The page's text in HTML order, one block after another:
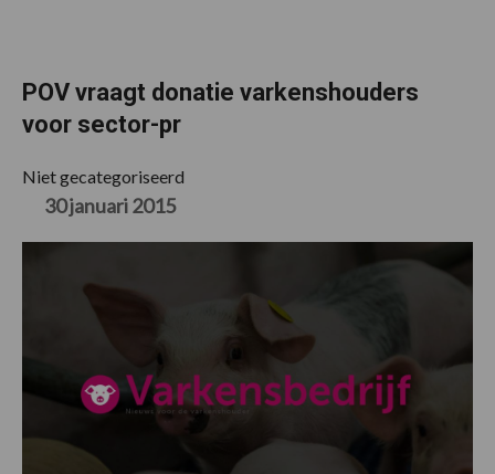
POV vraagt donatie varkenshouders
voor sector-pr
Niet gecategoriseerd
30 januari 2015